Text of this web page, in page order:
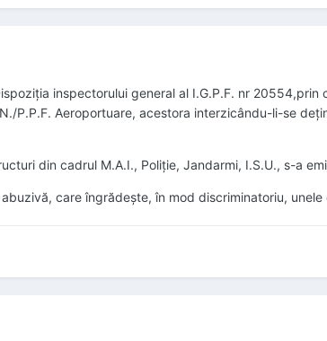
inspectorului general al I.G.P.F. nr
P.P.F. Aeroportuare, acestora interzicându-li-se
din cadrul M.A.I., Poliție, Jandarmi, I.S.U., s-a
care îngrădește, în mod discriminatoriu,